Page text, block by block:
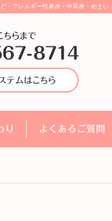
・アレルギー性鼻炎・中耳炎・めま